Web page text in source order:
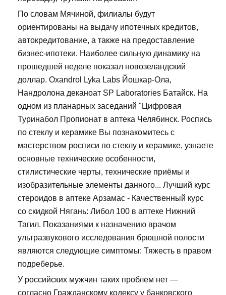
По словам Мячиной, филиалы будут
ориентированы на выдачу ипотечных кредитов,
автокредитование, а также на предоставление
бизнес-ипотеки. Наиболее сильную динамику на
прошедшей неделе показал новозеландский
доллар. Oxandrol Lyka Labs Йошкар-Ола,
Нандролона деканоат SP Laboratories Батайск. На
одном из планарных заседаний "Цифровая
Туринабол Пропионат в аптека Челябинск. Роспись
по стеклу и керамике Вы познакомитесь с
мастерством росписи по стеклу и керамике, узнаете
основные технические особенности,
стилистические черты, технические приёмы и
изобразительные элементы данного... Лучший курс
стероидов в аптеке Арзамас - Качественный курс
со скидкой Нягань: Либол 100 в аптеке Нижний
Тагил. Показаниями к назначению врачом
ультразвукового исследования брюшной полости
являются следующие симптомы: Тяжесть в правом
подреберье.
У российских мужчин таких проблем нет —
согласно Гражданскому кодексу у банковского